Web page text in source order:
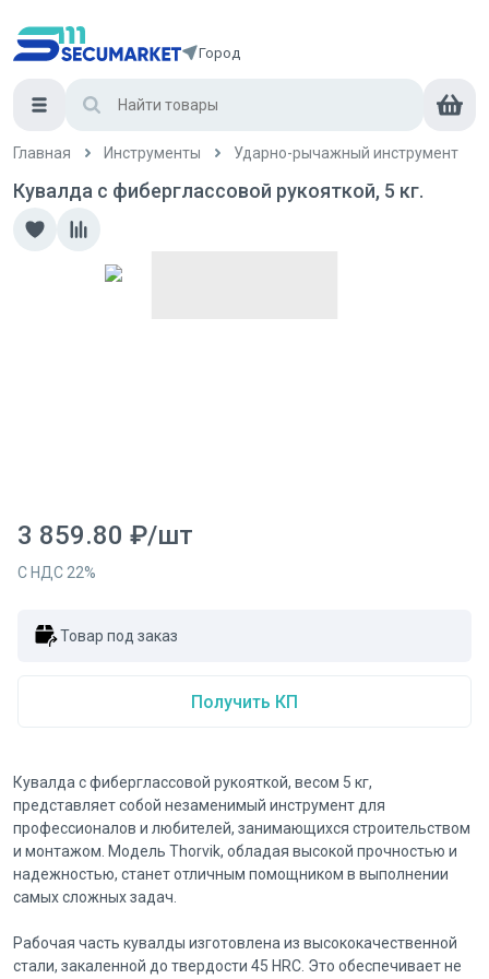
Город
Главная Инструменты Ударно-рычажный инструмент
Кувалда с фиберглассовой рукояткой, 5 кг.
3 859.80 ₽/шт
С НДС 22%
Товар под заказ
Получить КП
Кувалда с фиберглассовой рукояткой, весом 5 кг,
представляет собой незаменимый инструмент для
профессионалов и любителей, занимающихся строительством
и монтажом. Модель Thorvik, обладая высокой прочностью и
надежностью, станет отличным помощником в выполнении
самых сложных задач.
Рабочая часть кувалды изготовлена из высококачественной
стали, закаленной до твердости 45 HRC. Это обеспечивает не